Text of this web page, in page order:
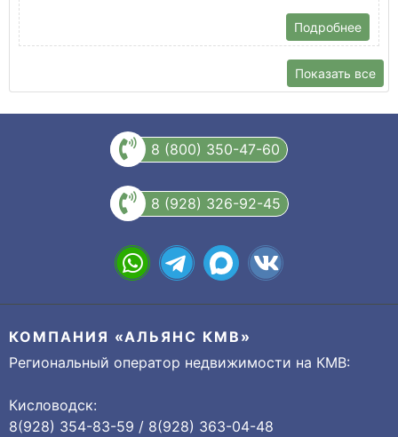
Подробнее
Показать все
8 (800) 350-47-60
8 (928) 326-92-45
КОМПАНИЯ «АЛЬЯНС КМВ»
Региональный оператор недвижимости на КМВ:
Кисловодск:
8(928) 354-83-59 / 8(928) 363-04-48